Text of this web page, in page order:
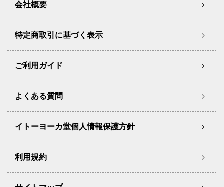
会社概要
特定商取引に基づく表示
ご利用ガイド
よくある質問
イトーヨーカ堂個人情報保護方針
利用規約